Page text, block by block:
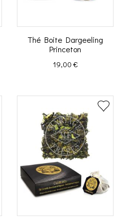
Thé Boite Dargeeling
Princeton
Prix
19,00 €